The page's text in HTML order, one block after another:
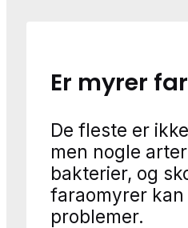
Er myrer
De fleste er
men nogle
bakterier, og
faraomyrer
problemer.